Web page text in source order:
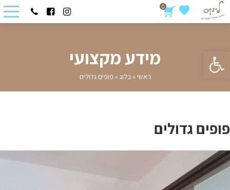
פתח סרגל נגישות
0
מידע מקצועי
ראשי »בלוג » פופים גדולים
פופים גדולים